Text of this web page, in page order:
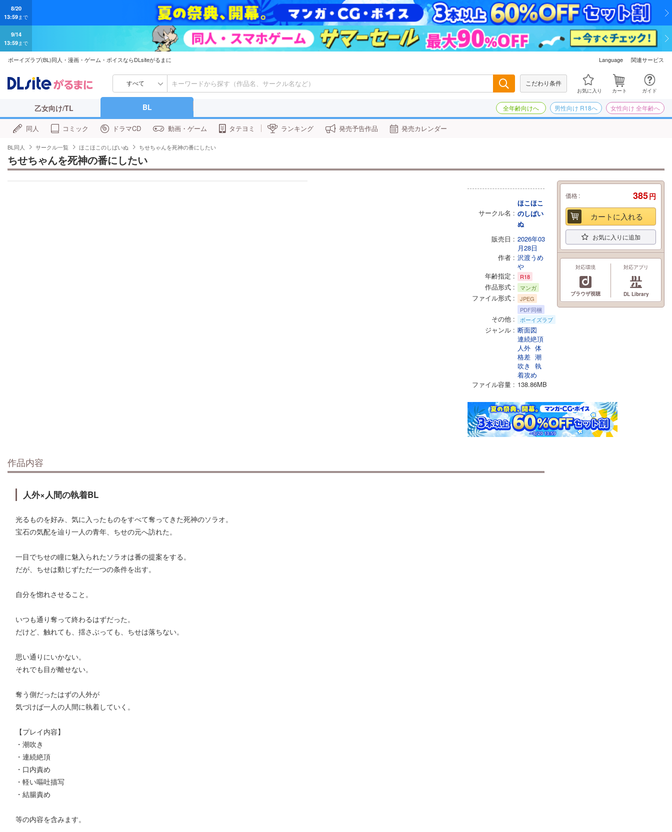
9/14
13:59まで
ボーイズラブ(BL)同人・漫画・ゲーム・ボイスならDLsiteがるまに Language 関連サービス
すべて こだわり条件
お気に入り カート ガイド
乙女向け/TL BL 全年齢向けへ 男性向け R18へ 女性向け 全年齢へ
同人 コミック ドラマCD 動画・ゲーム タテヨミ ランキング 発売予告作品 発売カレンダー
BL同人 サークル一覧 ほこほこのしばいぬ ちせちゃんを死神の番にしたい
ちせちゃんを死神の番にしたい
サークル名
ほこほこ
のしばい
ぬ
販売日
2026年03
月28日
作者
沢渡うめ
や
年齢指定
R18
作品形式 マンガ
ファイル形式
JPEG
PDF同梱
その他 ボーイズラブ
ジャンル
断面図
連続絶頂
人外 体
格差 潮
吹き
執
着攻め
ファイル容量
138.86MB
作品内容
人外×人間の執着BL
光るものを好み、気に入ったものをすべて奪ってきた死神のソラオ。
宝石の気配を辿り一人の青年、ちせの元へ訪れた。
一目でちせの瞳に魅入られたソラオは番の提案をする。
だが、ちせは動じずただ一つの条件を出す。
自分を惚れさせること。
いつも通り奪って終わるはずだった。
だけど、触れても、揺さぶっても、ちせは落ちない。
思い通りにいかない。
それでも目が離せない。
奪う側だったはずの人外が
気づけば一人の人間に執着していく。
【プレイ内容】
・潮吹き
・連続絶頂
・口内責め
・軽い嘔吐描写
・結腸責め
等の内容を含みます。
価格 385円
カートに入れる
お気に入りに追加
対応環境
ブラウザ視聴
対応アプリ
DL Library